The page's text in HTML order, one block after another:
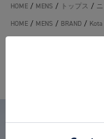
HOME / MENS / トップス /
HOME / MENS / BRAND /
THE TOKYO